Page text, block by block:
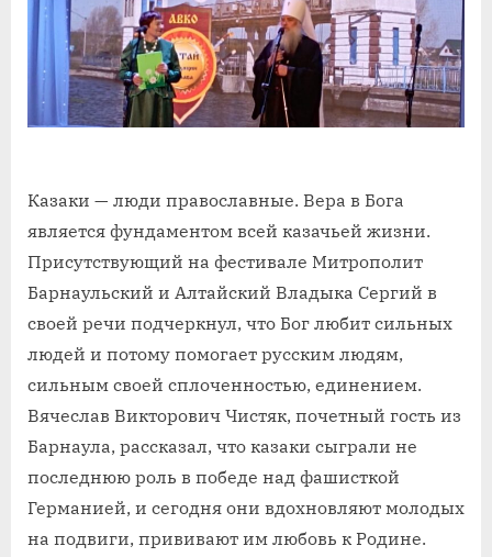
Казаки — люди православные. Вера в Бога
является фундаментом всей казачьей жизни.
Присутствующий на фестивале Митрополит
Барнаульский и Алтайский Владыка Сергий в
своей речи подчеркнул, что Бог любит сильных
людей и потому помогает русским людям,
сильным своей сплоченностью, единением.
Вячеслав Викторович Чистяк, почетный гость из
Барнаула, рассказал, что казаки сыграли не
последнюю роль в победе над фашисткой
Германией, и сегодня они вдохновляют молодых
на подвиги, прививают им любовь к Родине.